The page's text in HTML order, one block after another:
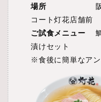
場所
コート灯花店舗前
ご試食メニュー
漬けセット
※食後に簡単なアン